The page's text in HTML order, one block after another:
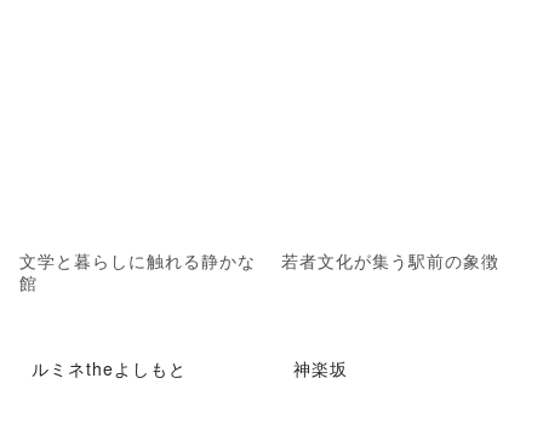
文学と暮らしに触れる静かな
館
若者文化が集う駅前の象徴
ルミネtheよしもと 神楽坂